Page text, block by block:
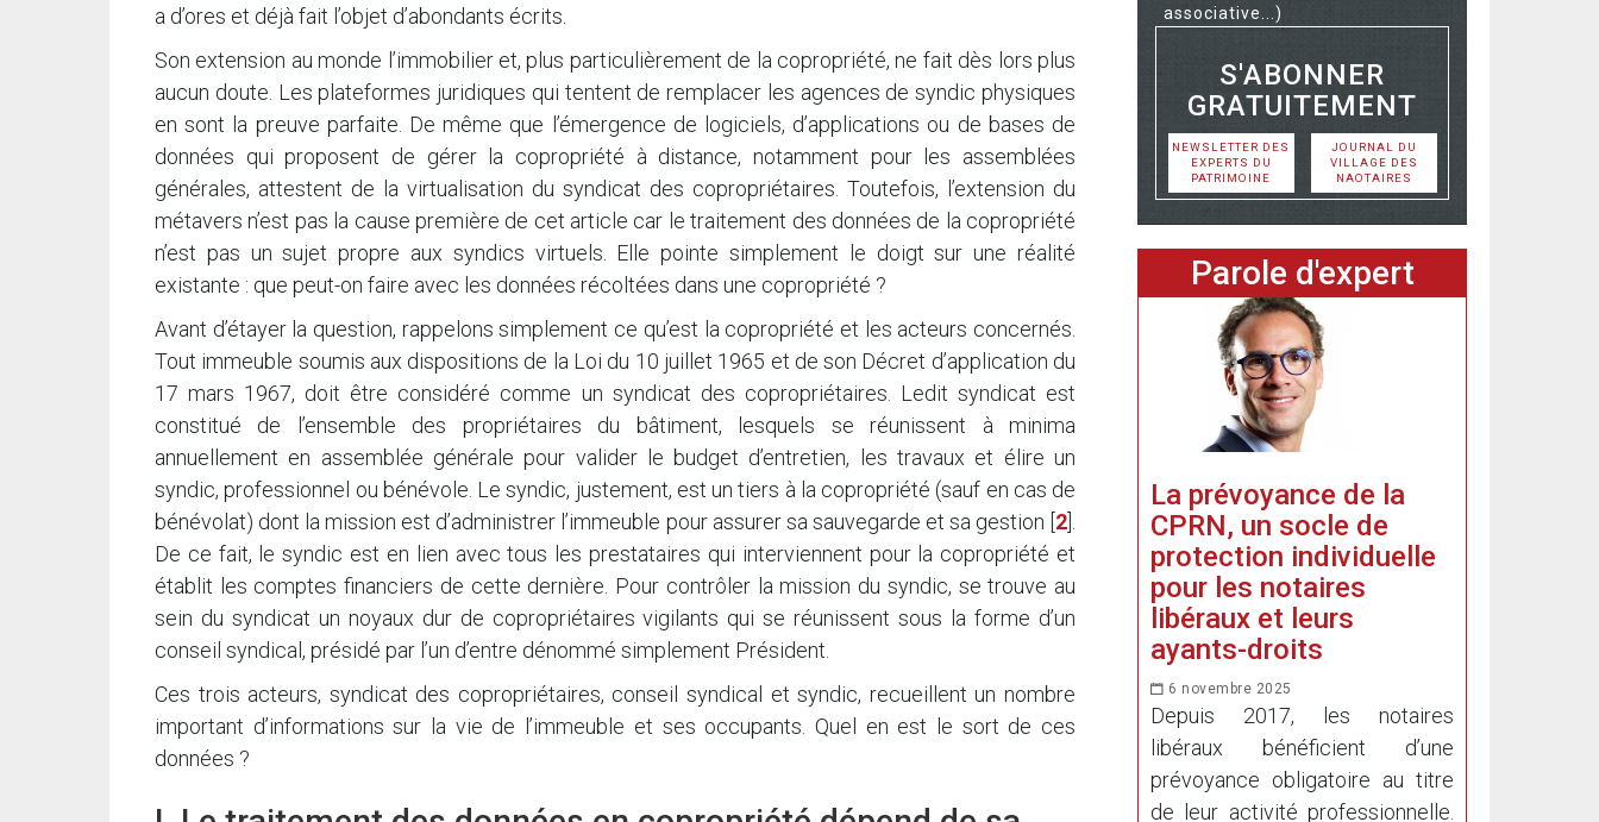
a d’ores et déjà fait l’objet d’abondants écrits.
Son extension au monde l’immobilier et, plus particulièrement de la copropriété, ne fait dès lors plus
aucun doute. Les plateformes juridiques qui tentent de remplacer les agences de syndic physiques
en sont la preuve parfaite. De même que l’émergence de logiciels, d’applications ou de bases de
données qui proposent de gérer la copropriété à distance, notamment pour les assemblées
générales, attestent de la virtualisation du syndicat des copropriétaires. Toutefois, l’extension du
métavers n’est pas la cause première de cet article car le traitement des données de la copropriété
n’est pas un sujet propre aux syndics virtuels. Elle pointe simplement le doigt sur une réalité
existante : que peut-on faire avec les données récoltées dans une copropriété ?
Avant d’étayer la question, rappelons simplement ce qu’est la copropriété et les acteurs concernés.
Tout immeuble soumis aux dispositions de la Loi du 10 juillet 1965 et de son Décret d’application du
17 mars 1967, doit être considéré comme un syndicat des copropriétaires. Ledit syndicat est
constitué de l’ensemble des propriétaires du bâtiment, lesquels se réunissent à minima
annuellement en assemblée générale pour valider le budget d’entretien, les travaux et élire un
syndic, professionnel ou bénévole. Le syndic, justement, est un tiers à la copropriété (sauf en cas de
bénévolat) dont la mission est d’administrer l’immeuble pour assurer sa sauvegarde et sa gestion 2 .
De ce fait, le syndic est en lien avec tous les prestataires qui interviennent pour la copropriété et
établit les comptes financiers de cette dernière. Pour contrôler la mission du syndic, se trouve au
sein du syndicat un noyaux dur de copropriétaires vigilants qui se réunissent sous la forme d’un
conseil syndical, présidé par l’un d’entre dénommé simplement Président.
Ces trois acteurs, syndicat des copropriétaires, conseil syndical et syndic, recueillent un nombre
important d’informations sur la vie de l’immeuble et ses occupants. Quel en est le sort de ces
données ?
associative...)
S'ABONNER
GRATUITEMENT
NEWSLETTER DES
EXPERTS DU
PATRIMOINE
JOURNAL DU
VILLAGE DES
NAOTAIRES
Parole d'expert
La prévoyance de la
CPRN, un socle de
protection individuelle
pour les notaires
libéraux et leurs
ayants-droits
6 novembre 2025
Depuis 2017, les notaires
libéraux bénéficient d’une
prévoyance obligatoire au titre
de leur activité professionnelle.